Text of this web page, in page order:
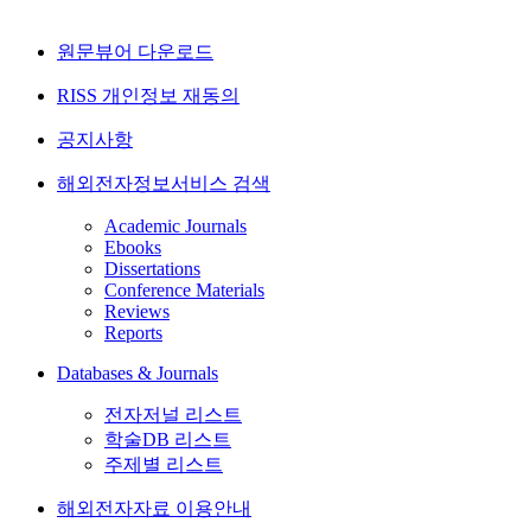
원문뷰어 다운로드
RISS 개인정보 재동의
공지사항
해외전자정보서비스 검색
Academic Journals
Ebooks
Dissertations
Conference Materials
Reviews
Reports
Databases & Journals
전자저널 리스트
학술DB 리스트
주제별 리스트
해외전자자료 이용안내